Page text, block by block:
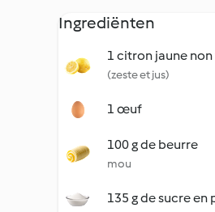
Ingrediënten
1 citron jaune
(zeste et jus)
1 œuf
100 g de beurre
mou
135 g de sucre en